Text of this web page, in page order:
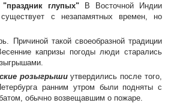
"праздник глупых" В Восточной Индии
с незапамятных времен, но
Причиной такой своеобразной традиции
капризы погоды люди старались
розыгрышиутвердились после того,
ранним утром были подняты с
обычно возвещавшим о пожаре.